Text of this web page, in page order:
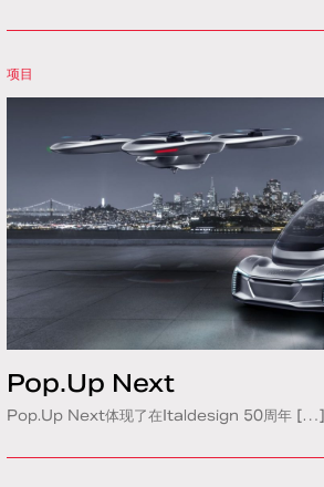
项目
Pop.Up Next
Pop.Up Next体现了在Italdesign 50周年 […]